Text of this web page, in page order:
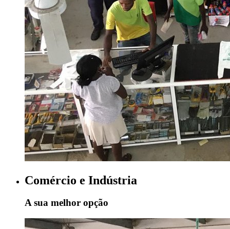
Comércio e Indústria
A sua melhor opção